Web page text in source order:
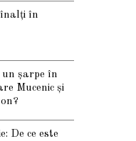
înalți în
un șarpe în
Mucenic și
De ce este